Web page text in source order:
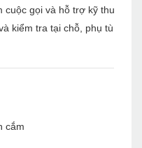
cuộc gọi và hỗ trợ kỹ thuật
kiểm tra tại chỗ, phụ tùng
cắm